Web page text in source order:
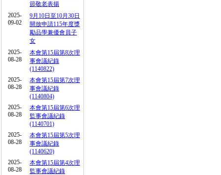
節敬老表揚
2025-
09-02
9月10日至10月30日
開放申請115年度獎
勵品學兼優會員子
女
2025-
08-28
本會第15屆第8次理
事會議紀錄
(1140822)
2025-
08-28
本會第15屆第7次理
事會議紀錄
(1140804)
2025-
08-28
本會第15屆第6次理
監事會議紀錄
(1140701)
2025-
08-28
本會第15屆第5次理
事會議紀錄
(1140620)
2025-
08-28
本會第15屆第4次理
監事會議紀錄